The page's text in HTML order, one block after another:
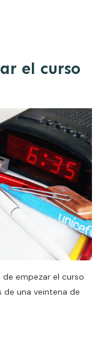
el curso
de empezar el curso
una veintena de